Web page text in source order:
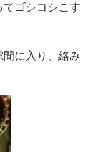
ゴシコシこす
間に入り、絡み